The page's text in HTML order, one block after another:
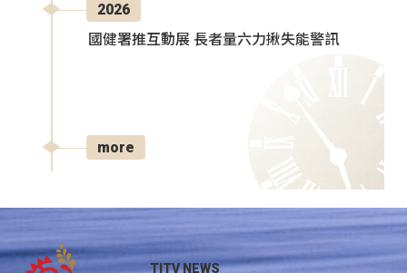
2026
國健署推互動展 長者量六力揪失能警訊
more
TITV NEWS